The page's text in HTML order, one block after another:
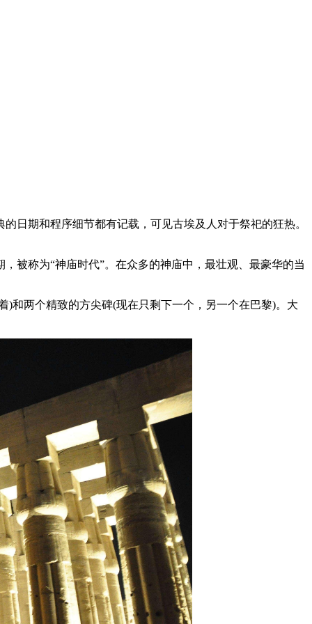
日期和程序细节都有记载，可见古埃及人对于祭祀的狂热。
被称为“神庙时代”。在众多的神庙中，最壮观、最豪华的当
)和两个精致的方尖碑(现在只剩下一个，另一个在巴黎)。大